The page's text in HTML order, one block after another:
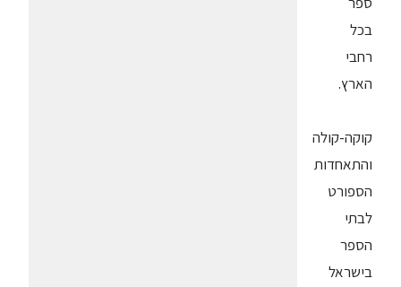
בכל
רחבי
הארץ.
קוקה-קולה
והתאחדות
הספורט
לבתי
הספר
בישראל